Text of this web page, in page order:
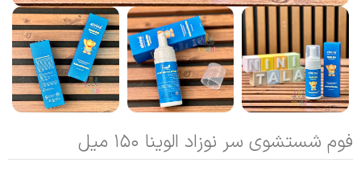
فوم شستشوی سر نوزاد الوینا ۱۵۰ میل